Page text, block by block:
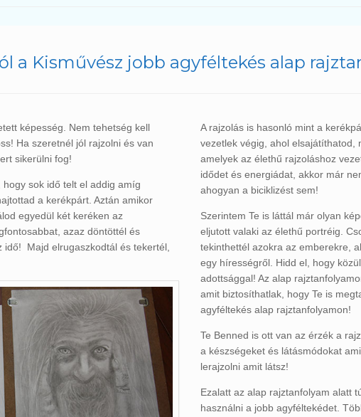
a Kisművész jobb agyféltekés alap
képesség. Nem tehetség kell
Ha szeretnél jól rajzolni és van
sikerülni fog!
sok idő telt el addig amíg
a kerékpárt. Aztán amikor
egyedül két keréken az
azaz döntöttél és
Majd elrugaszkodtál és tekertél,
A rajzolás is hasonló mint a
vezetlek végig, ahol elsajátíthatod,
amelyek az élethű rajzoláshoz
idődet és energiádat, akkor már
ahogyan a biciklizést sem!
Szerintem Te is láttál már olyan
eljutott valaki az élethű portréig.
tekinthettél azokra az emberekre,
egy hírességről. Hidd el, hogy
adottsággal! Az alap
amit biztosíthatlak, hogy Te is
agyféltekés alap rajztanfolyamon!
Te Benned is ott van az érzék a
a készségeket és látásmódokat
lerajzolni amit látsz!
Ezalatt az alap rajztanfolyam alatt
használni a jobb agyféltekédet.